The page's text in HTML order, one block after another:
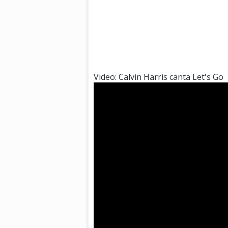
Video: Calvin Harris canta Let's Go